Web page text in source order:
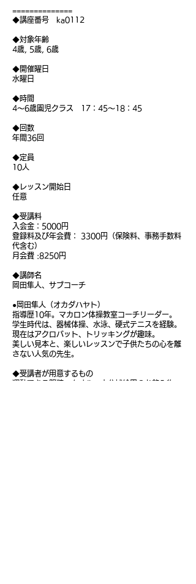
==============
◆講座番号 ka0112
◆対象年齢
4歳, 5歳, 6歳
◆開催曜日
水曜日
◆時間
4～6歳園児クラス 17：45～18：45
◆回数
年間36回
◆定員
10人
◆レッスン開始日
任意
◆受講料
入会金：5000円
登録料及び年会費： 3300円（保険料、事務手数料
代含む）
月会費 :8250円
◆講師名
岡田隼人、サブコーチ
●岡田隼人（オカダハヤト）
指導歴10年。マカロン体操教室コーチリーダー。
学生時代は、器械体操、水泳、硬式テニスを経験。
現在はアクロバット、トリッキングが趣味。
美しい見本と、楽しいレッスンで子供たちの心を離
さない人気の先生。
◆受講者が用意するもの
運動できる服装、タオル、水分補給用のお飲み物